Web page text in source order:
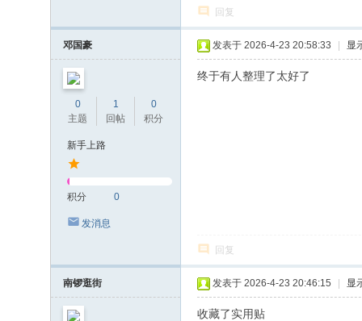
回复
邓国豪
0
主题
1
回帖
0
积分
新手上路
积分 0
发消息
发表于 2026-4-23 20:58:33 显
终于有人整理了太好了
回复
南锣逛街 发表于 2026-4-23 20:46:15 显
收藏了实用贴